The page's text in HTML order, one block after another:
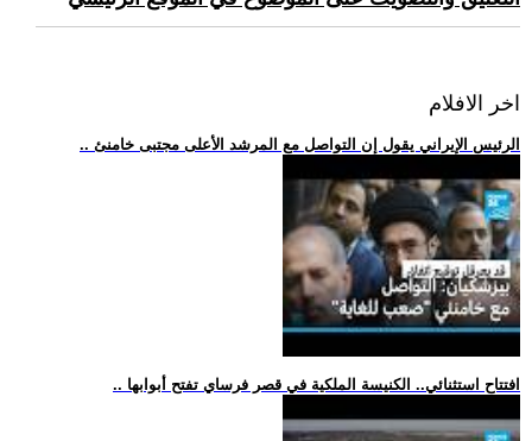
اخر الافلام
.. الرئيس الإيراني يقول إن التواصل مع المرشد الأعلى مجتبى خامنئ
.. افتتاح استثنائي.. الكنيسة الملكية في قصر فرساي تفتح أبوابها